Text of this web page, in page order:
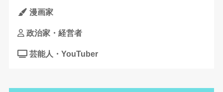
漫画家
政治家・経営者
芸能人・YouTuber